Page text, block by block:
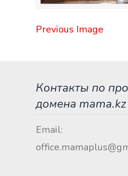
Previous Image
Контакты по
домена mama.kz
Email: